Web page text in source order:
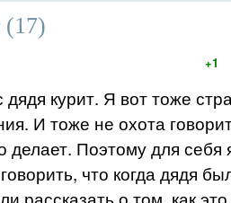
(17)
+1
дядя курит. Я вот тоже
И тоже не охота
делает. Поэтому для
что когда дядя
рассказать о том, как